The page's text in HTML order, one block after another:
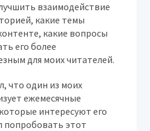
взаимодействие
какие темы
какие вопросы
его более
для моих читателей.
что один из моих
ежемесячные
интересуют его
попробовать этот